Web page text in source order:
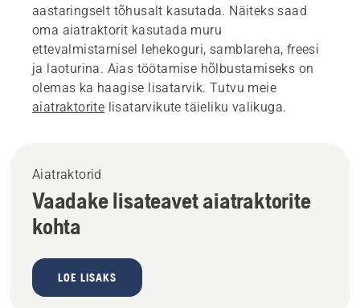
aastaringselt tõhusalt kasutada. Näiteks saad
oma aiatraktorit kasutada muru
ettevalmistamisel lehekoguri, samblareha, freesi
ja laoturina. Aias töötamise hõlbustamiseks on
olemas ka haagise lisatarvik. Tutvu meie
aiatraktorite lisatarvikute täieliku valikuga.
Aiatraktorid
Vaadake lisateavet aiatraktorite
kohta
LOE LISAKS